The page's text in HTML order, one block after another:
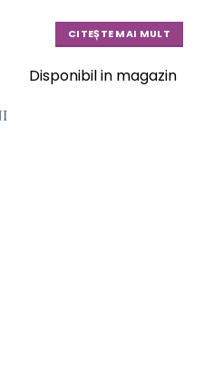
CITEȘTE MAI MULT
Disponibil in magazin